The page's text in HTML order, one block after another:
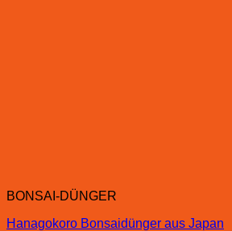
BONSAI-DÜNGER
Hanagokoro Bonsaidünger aus Japan